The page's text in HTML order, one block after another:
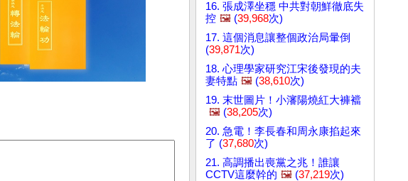
16. 張成澤坐穩 中共對朝鮮徹底失
控 🖼️ (39,968次)
17. 這個消息讓整個政治局暈倒
(39,871次)
18. 心理學家研究江宋後發現的夫
妻特點 🖼️ (38,610次)
19. 末世圖片！小瀋陽燒紅大褲襠
🖼️ (38,205次)
20. 急電！李長春和周永康掐起來
了 (37,680次)
21. 高調播出喪黨之兆！誰讓
CCTV這麼幹的 🖼️ (37,219次)